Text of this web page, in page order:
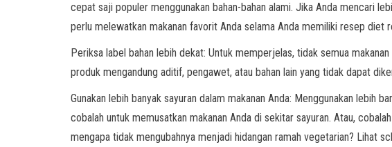
cepat saji populer menggunakan bahan-bahan alami. Jika Anda mencari
perlu melewatkan makanan favorit Anda selama Anda memiliki resep diet
Periksa label bahan lebih dekat: Untuk memperjelas, tidak semua
produk mengandung aditif, pengawet, atau bahan lain yang tidak dapat
Gunakan lebih banyak sayuran dalam makanan Anda: Menggunakan lebih
cobalah untuk memusatkan makanan Anda di sekitar sayuran. Atau,
mengapa tidak mengubahnya menjadi hidangan ramah vegetarian? Lihat